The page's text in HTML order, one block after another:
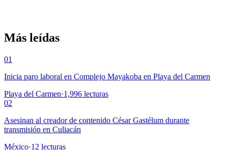
Más leídas
01
Inicia paro laboral en Complejo Mayakoba en Playa del Carmen
Playa del Carmen·1,996 lecturas
02
Asesinan al creador de contenido César Gastélum durante
transmisión en Culiacán
México·12 lecturas